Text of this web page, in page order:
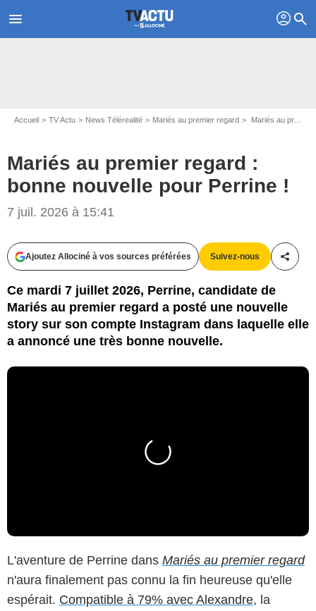
menu profil search
Accueil TV Actu News Télérealité Mariés au premier regard Mariés au premier regard : bonne nouvelle pour Perrine !
Mariés au premier regard :
bonne nouvelle pour Perrine !
7 juil. 2026 à 15:41
Ajoutez Allociné à vos sources préférées Suivez-nous
Ce mardi 7 juillet 2026, Perrine, candidate de
Mariés au premier regard a posté une nouvelle
story sur son compte Instagram dans laquelle elle
a annoncé une très bonne nouvelle.
L'aventure de Perrine dans Mariés au premier regard
n'aura finalement pas connu la fin heureuse qu'elle
espérait. Compatible à 79% avec Alexandre, la